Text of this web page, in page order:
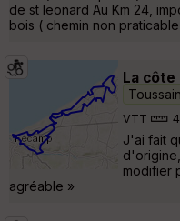
de st leonard Au Km 24,
bois ( chemin non
La côte
VTT
J'ai fait
modifier
agréable »